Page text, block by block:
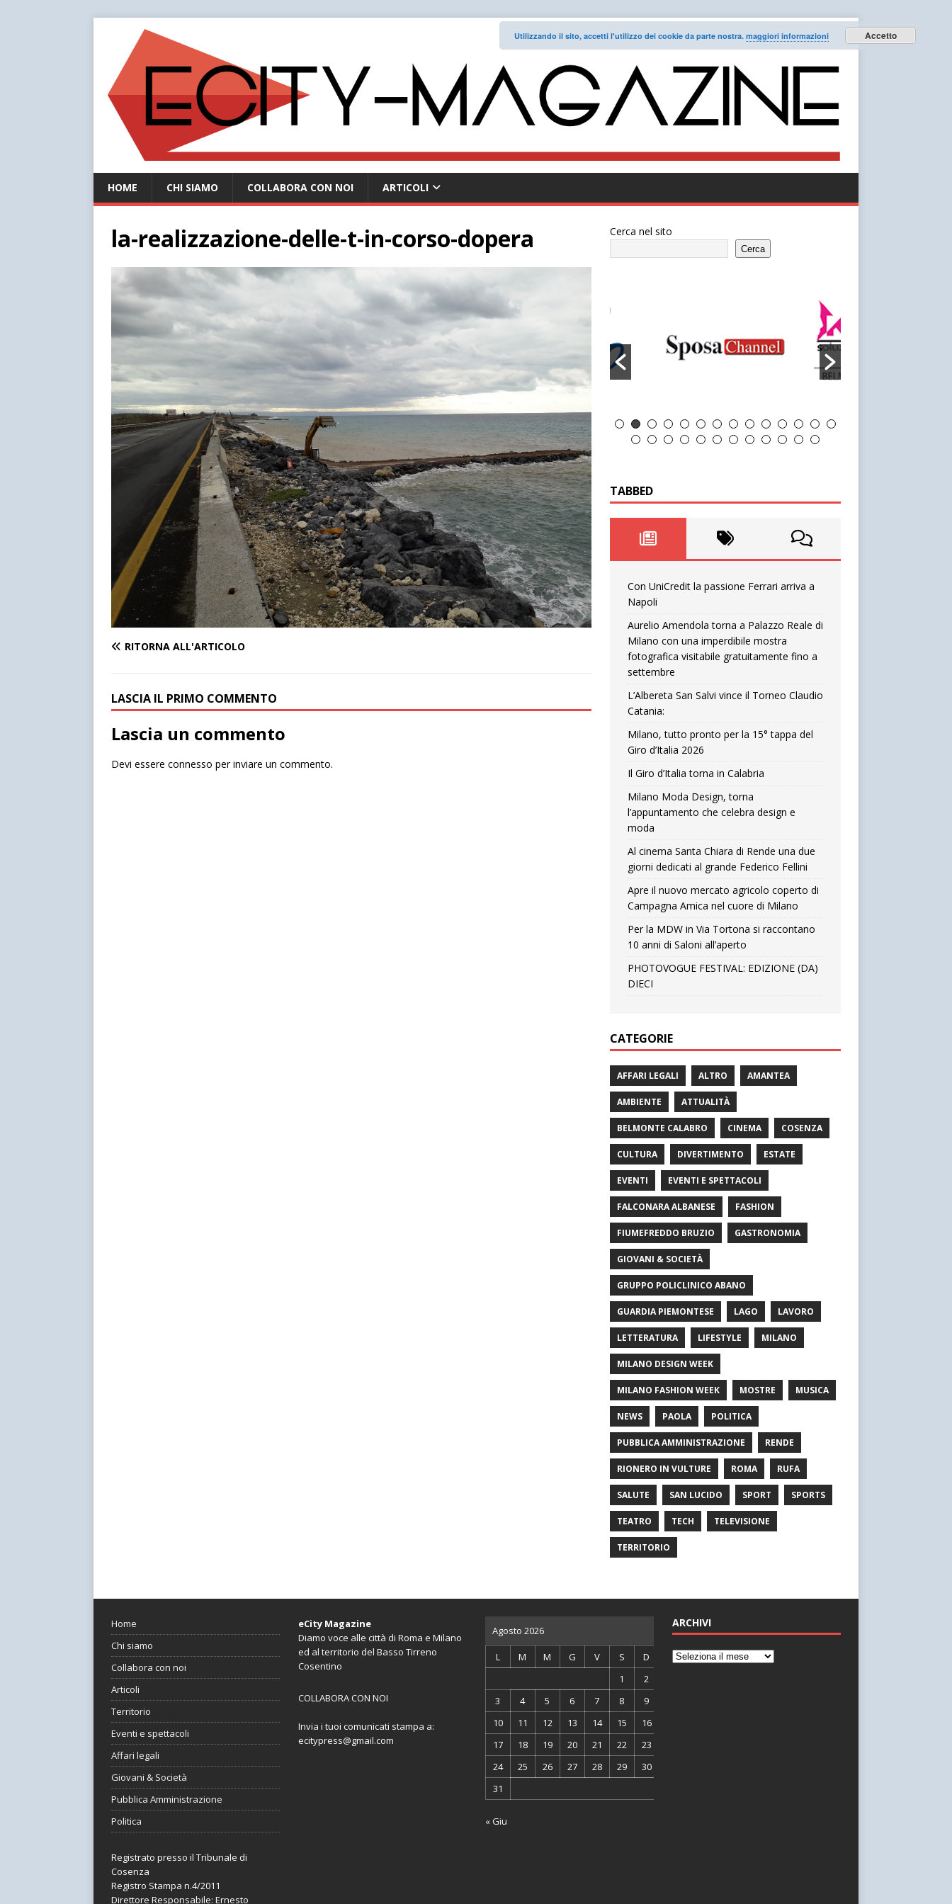
HOME CHI SIAMO COLLABORA CON NOI ARTICOLI
la-realizzazione-delle-t-in-corso-dopera
RITORNA ALL'ARTICOLO
LASCIA IL PRIMO COMMENTO
Lascia un commento
Devi essere connesso per inviare un commento.
Cerca nel sito
Cerca
TABBED
Con UniCredit la passione Ferrari arriva a
Napoli
Aurelio Amendola torna a Palazzo Reale di
Milano con una imperdibile mostra
fotografica visitabile gratuitamente fino a
settembre
L’Albereta San Salvi vince il Torneo Claudio
Catania:
Milano, tutto pronto per la 15° tappa del
Giro d’Italia 2026
Il Giro d’Italia torna in Calabria
Milano Moda Design, torna
l’appuntamento che celebra design e
moda
Al cinema Santa Chiara di Rende una due
giorni dedicati al grande Federico Fellini
Apre il nuovo mercato agricolo coperto di
Campagna Amica nel cuore di Milano
Per la MDW in Via Tortona si raccontano
10 anni di Saloni all’aperto
PHOTOVOGUE FESTIVAL: EDIZIONE (DA)
DIECI
CATEGORIE
AFFARI LEGALI ALTRO AMANTEA
AMBIENTE ATTUALITÀ
BELMONTE CALABRO CINEMA COSENZA
CULTURA DIVERTIMENTO ESTATE
EVENTI EVENTI E SPETTACOLI
FALCONARA ALBANESE FASHION
FIUMEFREDDO BRUZIO GASTRONOMIA
GIOVANI & SOCIETÀ
GRUPPO POLICLINICO ABANO
GUARDIA PIEMONTESE LAGO LAVORO
LETTERATURA LIFESTYLE MILANO
MILANO DESIGN WEEK
MILANO FASHION WEEK MOSTRE MUSICA
NEWS PAOLA POLITICA
PUBBLICA AMMINISTRAZIONE RENDE
RIONERO IN VULTURE ROMA RUFA
SALUTE SAN LUCIDO SPORT SPORTS
TEATRO TECH TELEVISIONE
TERRITORIO
Home
Chi siamo
Collabora con noi
Articoli
Territorio
Eventi e spettacoli
Affari legali
Giovani & Società
Pubblica Amministrazione
Politica
Registrato presso il Tribunale di
Cosenza
Registro Stampa n.4/2011
Direttore Responsabile: Ernesto
eCity Magazine
Diamo voce alle città di Roma e Milano
ed al territorio del Basso Tirreno
Cosentino
COLLABORA CON NOI
Invia i tuoi comunicati stampa a:
ecitypress@gmail.com
Agosto 2026
L M M G V S
D
1
2
3
4 5 6 7 8
9
10
11 12 13 14 15
16
17
18 19 20 21 22
23
24
25 26 27 28 29
30
31
« Giu
ARCHIVI
Utilizzando il sito, accetti l'utilizzo dei cookie da parte nostra. maggiori informazioni Accetto